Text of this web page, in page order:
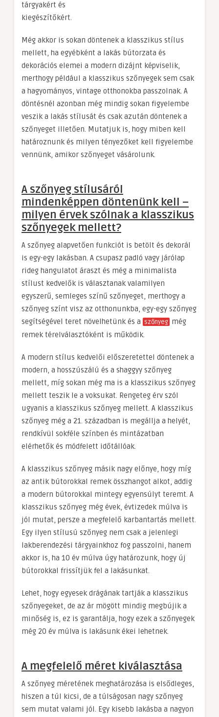
tárgyakért és
kiegészítőkért.
Még akkor is sokan döntenek a klasszikus stílus
mellett, ha egyébként a lakás bútorzata és
dekorációs elemei a modern dizájnt képviselik,
merthogy például a klasszikus szőnyegek sem csak
a hagyományos, vintage otthonokba passzolnak. A
döntésnél azonban még mindig sokan figyelembe
veszik a lakás stílusát és csak azután döntenek a
szőnyeget illetően. Mutatjuk is, hogy miben kell
határoznunk és milyen tényezőket kell figyelembe
vennünk, amikor szőnyeget vásárolunk.
A szőnyeg stílusáról
mindenképpen döntenünk kell –
milyen érvek szólnak a klasszikus
szőnyegek mellett?
A szőnyeg alapvetően funkciót is betölt és dekorál
is egy-egy lakásban. A csupasz padló vagy járólap
rideg hangulatot áraszt és még a minimalista
stílust kedvelők is választanak valamilyen
egyszerű, semleges színű szőnyeget, merthogy a
szőnyeg színt visz az otthonunkba, egy-egy szőnyeg
segítségével teret növelhetünk és a szőnyeg még
remek térelválasztóként is működik.
A modern stílus kedvelői előszeretettel döntenek a
modern, a hosszúszálú és a shaggyy szőnyeg
mellett, míg sokan még ma is a klasszikus szőnyeg
mellett teszik le a voksukat. Rengeteg érv szól
ugyanis a klasszikus szőnyeg mellett. A klasszikus
szőnyeg még a 21. században is megállja a helyét,
rendkívül sokféle színben és mintázatban
elérhetők és módfelett időtállóak.
A klasszikus szőnyeg másik nagy előnye, hogy míg
az antik bútorokkal remek összhangot alkot, addig
a modern bútorokkal mintegy egyensúlyt teremt. A
klasszikus szőnyeg még évek, évtizedek múlva is
jól mutat, persze a megfelelő karbantartás mellett.
Egy ilyen stílusú szőnyeg nem csak a jelenlegi
lakberendezési tárgyainkhoz fog passzolni, hanem
akkor is, ha 10 év múlva úgy határozunk, hogy új
bútorokkal frissítjük fel a lakásunkat.
Lehet, hogy egyesek drágának tartják a klasszikus
szőnyegeket, de az ár mögött mindig megbújik a
minőség is, ez is garantálja, hogy ezek a szőnyegek
még 20 év múlva is lakásunk ékei lehetnek.
A megfelelő méret kiválasztása
A szőnyeg méretének meghatározása is elsődleges,
hiszen a túl kicsi, de a túlságosan nagy szőnyeg
sem mutat valami jól. Egy kisebb lakásba a nagyon